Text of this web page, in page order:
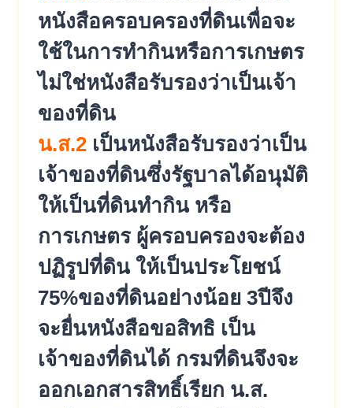
หนังสือครอบครองที่ดินเพื่อจะ
ใช้ในการทำกินหรือการเกษตร
ไม่ใช่หนังสือรับรองว่าเป็นเจ้า
ของที่ดิน
น.ส.2 เป็นหนังสือรับรองว่าเป็น
เจ้าของที่ดินซึ่งรัฐบาลได้อนุมัติ
ให้เป็นที่ดินทำกิน หรือ
การเกษตร ผู้ครอบครองจะต้อง
ปฏิรูปที่ดิน ให้เป็นประโยชน์
75%ของที่ดินอย่างน้อย 3ปีจึง
จะยื่นหนังสือขอสิทธิ เป็น
เจ้าของที่ดินได้ กรมที่ดินจึงจะ
ออกเอกสารสิทธิ์เรียก น.ส.